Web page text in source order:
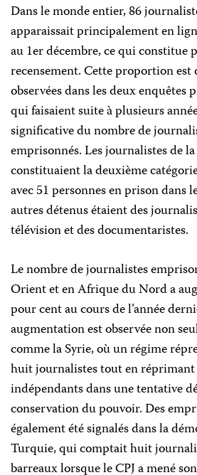
Dans le monde entier, 86
apparaissait principalement en
au 1er décembre, ce qui constitue
recensement. Cette proportion est
observées dans les deux enquêtes
qui faisaient suite à plusieurs
significative du nombre de
emprisonnés. Les journalistes de
constituaient la deuxième
avec 51 personnes en prison dans
autres détenus étaient des
télévision et des documentaristes.
Le nombre de journalistes
Orient et en Afrique du Nord a
pour cent au cours de l’année
augmentation est observée non
comme la Syrie, où un régime
huit journalistes tout en réprimant
indépendants dans une tentative
conservation du pouvoir. Des
également été signalés dans la
Turquie, qui comptait huit
barreaux lorsque le CPJ a mené